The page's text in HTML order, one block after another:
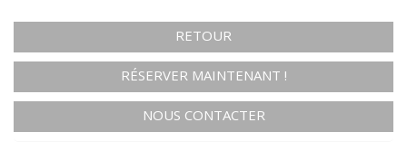
RETOUR
RÉSERVER MAINTENANT !
NOUS CONTACTER